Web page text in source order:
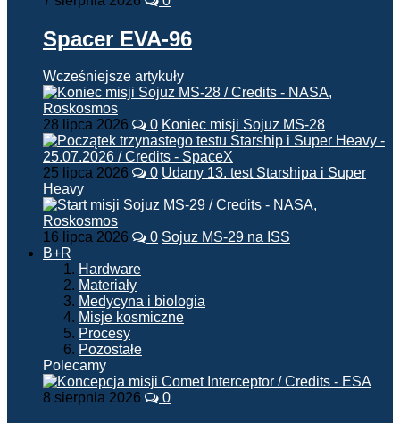
Spacer EVA-96
Wcześniejsze artykuły
28 lipca 2026 0 Koniec misji Sojuz MS-28
25 lipca 2026 0 Udany 13. test Starshipa i Super
Heavy
16 lipca 2026 0 Sojuz MS-29 na ISS
B+R
Hardware
Materiały
Medycyna i biologia
Misje kosmiczne
Procesy
Pozostałe
Polecamy
8 sierpnia 2026 0